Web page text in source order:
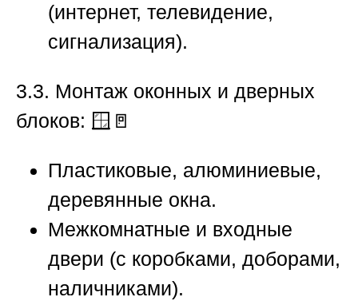
(интернет, телевидение,
сигнализация).
3.3. Монтаж оконных и дверных
блоков: 🪟🚪
Пластиковые, алюминиевые,
деревянные окна.
Межкомнатные и входные
двери (с коробками, доборами,
наличниками).